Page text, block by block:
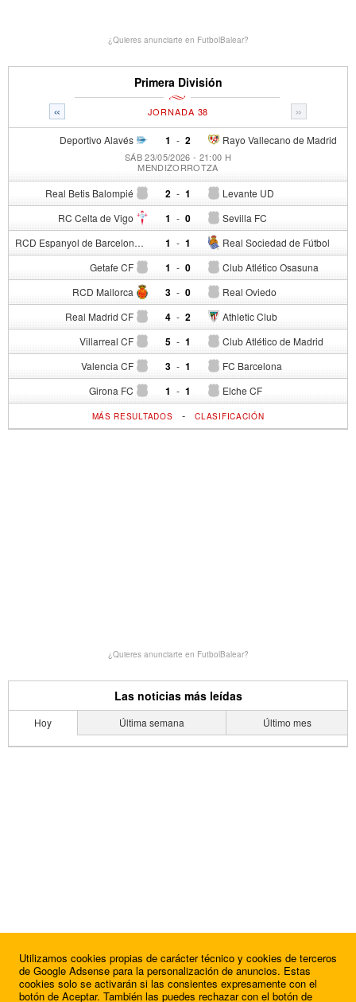
¿Quieres anunciarte en FutbolBalear?
Primera División
« »
JORNADA 38
Deportivo Alavés 1 - Rayo Vallecano de Madrid
2
SÁB 23/05/2026 - 21:00 H
MENDIZORROTZA
Real Betis Balompié 2 - Levante UD
1
RC Celta de Vigo 1 - Sevilla FC
0
RCD Espanyol de Barcelona 1 - Real Sociedad de Fútbol
1
Getafe CF 1 - Club Atlético Osasuna
0
RCD Mallorca 3 - Real Oviedo
0
Real Madrid CF 4 - Athletic Club
2
Villarreal CF 5 - Club Atlético de Madrid
1
Valencia CF 3 - FC Barcelona
1
Girona FC 1 - Elche CF
1
MÁS RESULTADOS -CLASIFICACIÓN
¿Quieres anunciarte en FutbolBalear?
Las noticias más leídas
Hoy Última semana Último mes
Utilizamos cookies propias de carácter técnico y cookies de terceros
de Google Adsense para la personalización de anuncios. Estas
cookies solo se activarán si las consientes expresamente con el
botón de Aceptar. También las puedes rechazar con el botón de